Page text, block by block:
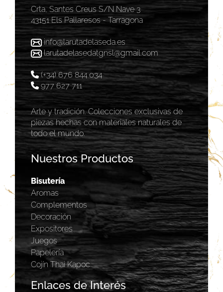
Crta, Santes Creus S/N Nave 3
43151 Els Pallaresos - Tarragona
info@larutadelaseda.es
larutadelasedatgnsl@gmail.com
(+34) 676 844 034
977 627 711
Arte y tradición. Colecciones exclusivas de
piezas hechas con materiales naturales de
todo el mundo.
Nuestros Productos
Bisutería
Aromas
Complementos
Decoración
Expositores
Juegos
Papelería
Cojín Thai Kapoc
Enlaces de Interés